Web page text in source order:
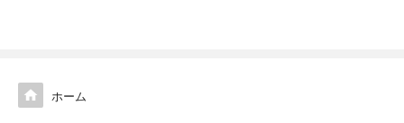
 ホーム